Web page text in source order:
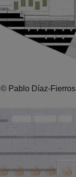
© Pablo Díaz-Fierros